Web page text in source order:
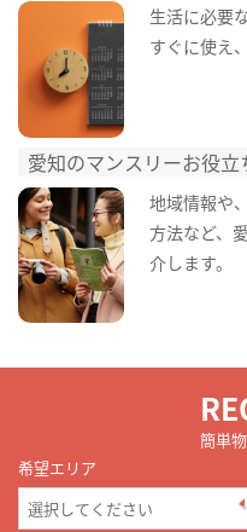
生活に必要
すぐに使え
愛知のマンスリーお役立
地域情報や
方法など、
介します。
簡単
希望エリア